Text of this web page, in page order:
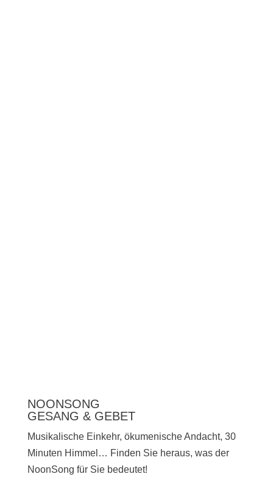
NOONSONG
GESANG & GEBET
Musikalische Einkehr, ökumenische Andacht, 30
Minuten Himmel… Finden Sie heraus, was der
NoonSong für Sie bedeutet!